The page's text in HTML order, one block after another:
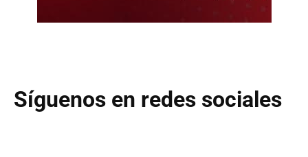
Síguenos en redes sociales